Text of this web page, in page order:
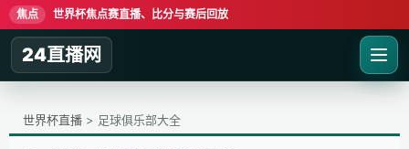
焦点 世界杯焦点赛直播、比分与赛后回放
24直播网
世界杯直播 > 足球俱乐部大全